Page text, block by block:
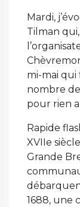
Mardi,
Tilman
mi-mai qui
nombre
pour rien
Rapide
XVIIe
Grande
1688, une